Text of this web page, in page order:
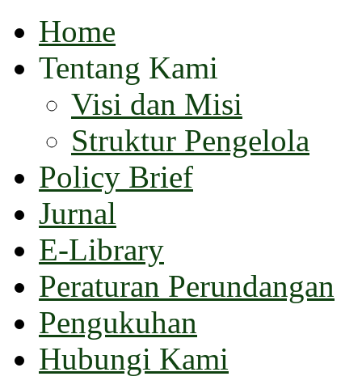
Home
Tentang Kami
Visi dan Misi
Struktur Pengelola
Policy Brief
Jurnal
E-Library
Peraturan Perundangan
Pengukuhan
Hubungi Kami